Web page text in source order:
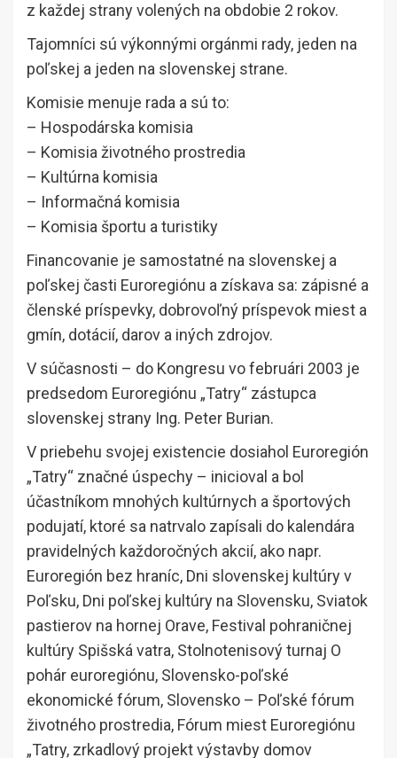
z každej strany volených na obdobie 2 rokov.
Tajomníci sú výkonnými orgánmi rady, jeden na
poľskej a jeden na slovenskej strane.
Komisie menuje rada a sú to:
– Hospodárska komisia
– Komisia životného prostredia
– Kultúrna komisia
– Informačná komisia
– Komisia športu a turistiky
Financovanie je samostatné na slovenskej a
poľskej časti Euroregiónu a získava sa: zápisné a
členské príspevky, dobrovoľný príspevok miest a
gmín, dotácií, darov a iných zdrojov.
V súčasnosti – do Kongresu vo februári 2003 je
predsedom Euroregiónu „Tatry“ zástupca
slovenskej strany Ing. Peter Burian.
V priebehu svojej existencie dosiahol Euroregión
„Tatry“ značné úspechy – inicioval a bol
účastníkom mnohých kultúrnych a športových
podujatí, ktoré sa natrvalo zapísali do kalendára
pravidelných každoročných akcií, ako napr.
Euroregión bez hraníc, Dni slovenskej kultúry v
Poľsku, Dni poľskej kultúry na Slovensku, Sviatok
pastierov na hornej Orave, Festival pohraničnej
kultúry Spišská vatra, Stolnotenisový turnaj O
pohár euroregiónu, Slovensko-poľské
ekonomické fórum, Slovensko – Poľské fórum
životného prostredia, Fórum miest Euroregiónu
„Tatry, zrkadlový projekt výstavby domov